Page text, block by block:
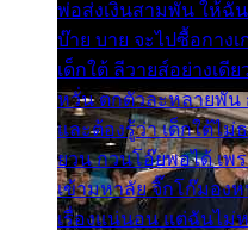
พ่อส่งเงินสามพัน ให้ฉั
บ๊าย บาย จะไปซื้อกางเ
เด็กใต้ ลีวายส์อย่างเดี
หวั่น ตกตัวละหลายพัน
และต้องรู้ว่า เด็กใต้ไม่
ยวน กวนโอ๊ยพอได้ เพ
เข้ามหาลัย จิ๊กโก๊มอง
เรื่องแน่นอน แต่ฉันไม่